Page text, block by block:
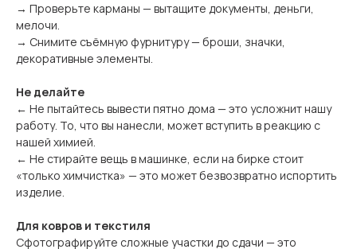
→ Проверьте карманы — вытащите документы, деньги,
мелочи.
→ Снимите съёмную фурнитуру — броши, значки,
декоративные элементы.
Не делайте
← Не пытайтесь вывести пятно дома — это усложнит нашу
работу. То, что вы нанесли, может вступить в реакцию с
нашей химией.
← Не стирайте вещь в машинке, если на бирке стоит
«только химчистка» — это может безвозвратно испортить
изделие.
Для ковров и текстиля
Сфотографируйте сложные участки до сдачи — это